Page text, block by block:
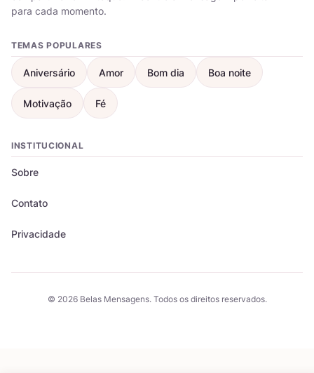
para cada momento.
TEMAS POPULARES
Aniversário Amor Bom dia Boa noite
Motivação Fé
INSTITUCIONAL
Sobre
Contato
Privacidade
© 2026 Belas Mensagens. Todos os direitos reservados.